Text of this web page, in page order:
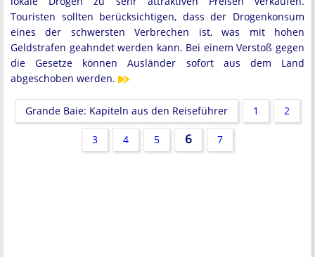
Touristen sollten berücksichtigen, dass der Drogenkonsum
eines der schwersten Verbrechen ist, was mit hohen
Geldstrafen geahndet werden kann. Bei einem Verstoß gegen
die Gesetze können Ausländer sofort aus dem Land
abgeschoben werden.
Grande Baie: Kapiteln aus den Reiseführer 1 2
3 4 5 6 7